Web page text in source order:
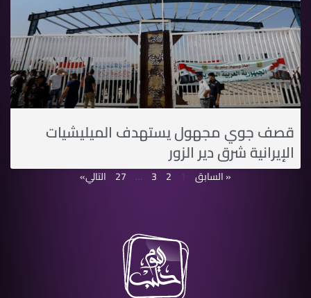
قصف جوي مجهول يستهدف الميليشيات
الإيرانية شرق دير الزور
« السابق 1
2
3
…
27 التالي»